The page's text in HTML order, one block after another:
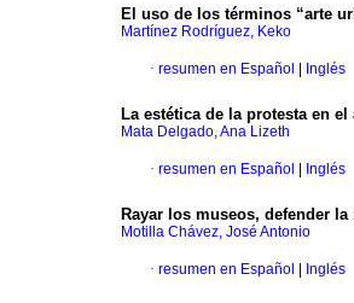
El uso de los términos “arte
Martínez Rodríguez, Keko
· resumen en Español Inglés
La estética de la protesta en
Mata Delgado, Ana Lizeth
· resumen en Español Inglés
Rayar los museos, defender
Motilla Chávez, José Antonio
· resumen en Español Inglés